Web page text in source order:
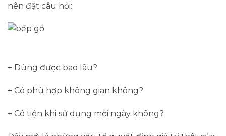
nên đặt câu hỏi:
+ Dùng được bao lâu?
+ Có phù hợp không gian không?
+ Có tiện khi sử dụng mỗi ngày không?